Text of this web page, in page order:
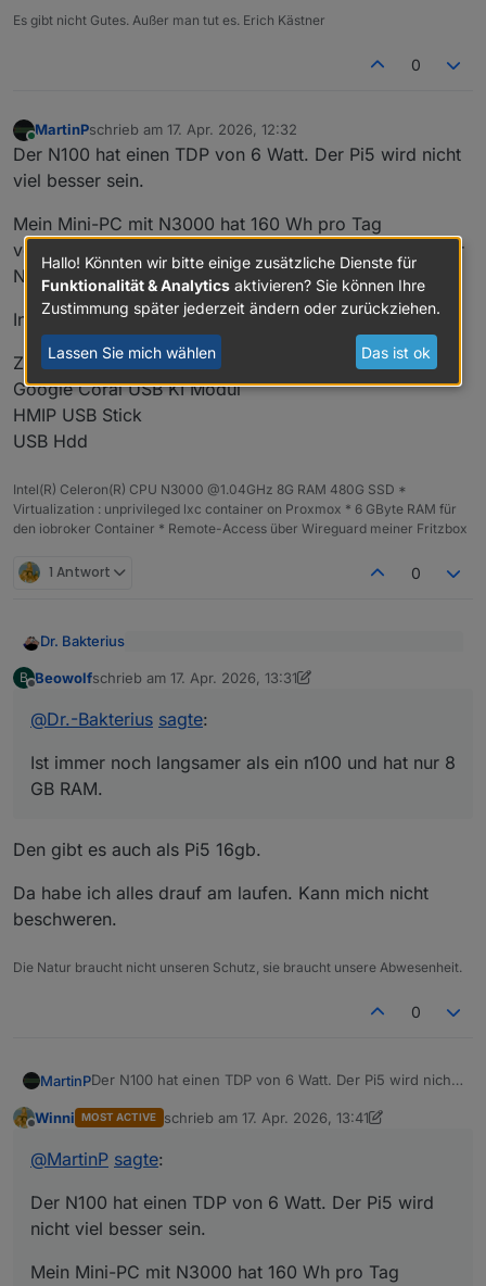
Es gibt nicht Gutes. Außer man tut es. Erich Kästner
0
Online
MartinPschrieb am 17. Apr. 2026, 12:32
zuletzt editiert von
Der N100 hat einen TDP von 6 Watt. Der Pi5 wird nicht
viel besser sein.
Mein Mini-PC mit N3000 hat 160 Wh pro Tag
verbraucht. Ist aber deutlich langsamer als ein Pi5 oder
N100.
Incl. Peripherie ist es inzwischen aber mehr.
Zigbee Stick
Google Coral USB KI Modul
HMIP USB Stick
USB Hdd
Intel(R) Celeron(R) CPU N3000 @1.04GHz 8G RAM 480G SSD *
Virtualization : unprivileged lxc container on Proxmox * 6 GByte RAM für
den iobroker Container * Remote-Access über Wireguard meiner Fritzbox
1 Antwort 0
Dr. Bakterius
langsamer als ein n100 und hat nur 8 GB RAM.
Laufwerk und ein Gehäuse. Ein Mini-PC mit
einem n100 ist da flexibler, er läuft mit bis zu 32
man in der Regel nicht hört).
SSD-Wahnsinn schon deutlich höher als vor
einem Jahr. Aber ich finde, immer noch die
nötige Zubehör berücksichtigt.
B Beowolfschrieb am 17. Apr. 2026, 13:31
zuletzt editiert von Beowolf
@Dr.-Bakterius sagte:
Ist immer noch langsamer als ein n100 und hat nur 8
GB RAM.
Den gibt es auch als Pi5 16gb.
Da habe ich alles drauf am laufen. Kann mich nicht
beschweren.
Die Natur braucht nicht unseren Schutz, sie braucht unsere Abwesenheit.
0
MartinPDer N100 hat einen TDP von 6 Watt. Der Pi5 wird nicht
Mein Mini-PC mit N3000 hat 160 Wh pro Tag
N100.
Incl. Peripherie ist es inzwischen aber mehr.
Zigbee Stick
Google Coral USB KI Modul
USB Hdd
Winni MOST ACTIVE schrieb am 17. Apr. 2026, 13:41
zuletzt editiert von Winni
@MartinP sagte:
Der N100 hat einen TDP von 6 Watt. Der Pi5 wird
nicht viel besser sein.
Mein Mini-PC mit N3000 hat 160 Wh pro Tag
Hallo! Könnten wir bitte einige zusätzliche Dienste für
Funktionalität & Analytics aktivieren? Sie können Ihre
Zustimmung später jederzeit ändern oder zurückziehen.
Lassen Sie mich wählen Das ist ok